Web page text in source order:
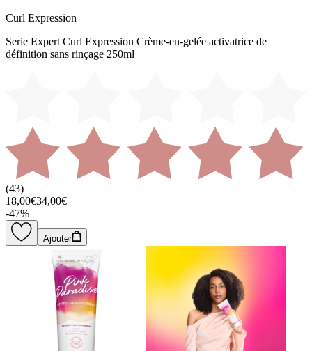
Curl Expression
Serie Expert Curl Expression Crème-en-gelée activatrice de
définition sans rinçage 250ml
(43)
18,00€34,00€
-47%
Ajouter